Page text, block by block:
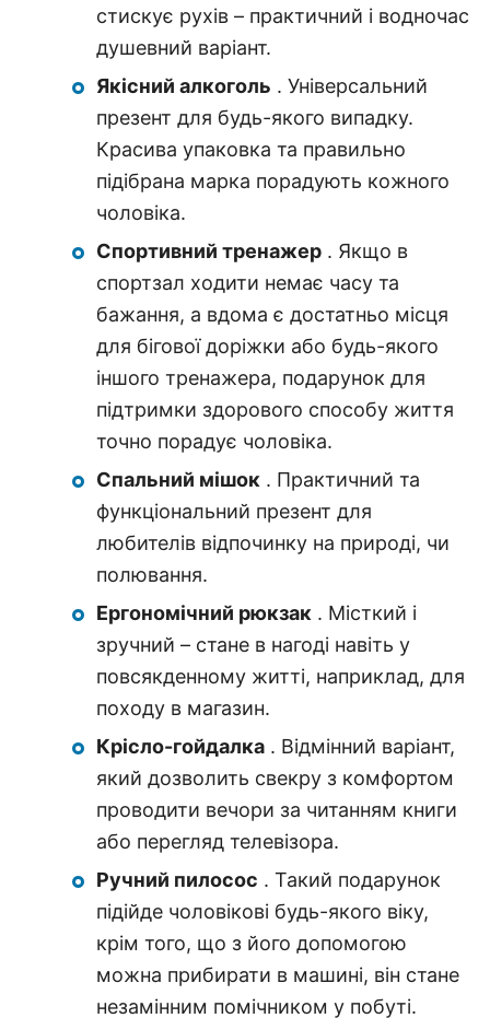
стискує рухів – практичний і водночас
душевний варіант.
Якісний алкоголь . Універсальний
презент для будь-якого випадку.
Красива упаковка та правильно
підібрана марка порадують кожного
чоловіка.
Спортивний тренажер . Якщо в
спортзал ходити немає часу та
бажання, а вдома є достатньо місця
для бігової доріжки або будь-якого
іншого тренажера, подарунок для
підтримки здорового способу життя
точно порадує чоловіка.
Спальний мішок . Практичний та
функціональний презент для
любителів відпочинку на природі, чи
полювання.
Ергономічний рюкзак . Місткий і
зручний – стане в нагоді навіть у
повсякденному житті, наприклад, для
походу в магазин.
Крісло-гойдалка . Відмінний варіант,
який дозволить свекру з комфортом
проводити вечори за читанням книги
або перегляд телевізора.
Ручний пилосос . Такий подарунок
підійде чоловікові будь-якого віку,
крім того, що з його допомогою
можна прибирати в машині, він стане
незамінним помічником у побуті.